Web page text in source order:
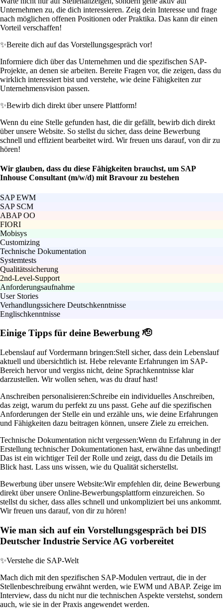
Unternehmen zu, die dich interessieren. Zeig dein Interesse und frage
nach möglichen offenen Positionen oder Praktika. Das kann dir einen
Vorteil verschaffen!
✨Bereite dich auf das Vorstellungsgespräch vor!
Informiere dich über das Unternehmen und die spezifischen SAP-
Projekte, an denen sie arbeiten. Bereite Fragen vor, die zeigen, dass du
wirklich interessiert bist und verstehe, wie deine Fähigkeiten zur
Unternehmensvision passen.
✨Bewirb dich direkt über unsere Plattform!
Wenn du eine Stelle gefunden hast, die dir gefällt, bewirb dich direkt
über unsere Website. So stellst du sicher, dass deine Bewerbung
schnell und effizient bearbeitet wird. Wir freuen uns darauf, von dir zu
hören!
Wir glauben, dass du diese Fähigkeiten brauchst, um SAP
Inhouse Consultant (m/w/d) mit Bravour zu bestehen
SAP EWM
SAP SCM
ABAP OO
FIORI
Mobisys
Customizing
Technische Dokumentation
Systemtests
Qualitätssicherung
2nd-Level-Support
Anforderungsaufnahme
User Stories
Verhandlungssichere Deutschkenntnisse
Englischkenntnisse
Einige Tipps für deine Bewerbung 🫡
Lebenslauf auf Vordermann bringen:Stell sicher, dass dein Lebenslauf
aktuell und übersichtlich ist. Hebe relevante Erfahrungen im SAP-
Bereich hervor und vergiss nicht, deine Sprachkenntnisse klar
darzustellen. Wir wollen sehen, was du drauf hast!
Anschreiben personalisieren:Schreibe ein individuelles Anschreiben,
das zeigt, warum du perfekt zu uns passt. Gehe auf die spezifischen
Anforderungen der Stelle ein und erzähle uns, wie deine Erfahrungen
und Fähigkeiten dazu beitragen können, unsere Ziele zu erreichen.
Technische Dokumentation nicht vergessen:Wenn du Erfahrung in der
Erstellung technischer Dokumentationen hast, erwähne das unbedingt!
Das ist ein wichtiger Teil der Rolle und zeigt, dass du die Details im
Blick hast. Lass uns wissen, wie du Qualität sicherstellst.
Bewerbung über unsere Website:Wir empfehlen dir, deine Bewerbung
direkt über unsere Online-Bewerbungsplattform einzureichen. So
stellst du sicher, dass alles schnell und unkompliziert bei uns ankommt.
Wir freuen uns darauf, von dir zu hören!
Wie man sich auf ein Vorstellungsgespräch bei DIS
Deutscher Industrie Service AG vorbereitet
✨Verstehe die SAP-Welt
Mach dich mit den spezifischen SAP-Modulen vertraut, die in der
Stellenbeschreibung erwähnt werden, wie EWM und ABAP. Zeige im
Interview, dass du nicht nur die technischen Aspekte verstehst, sondern
auch, wie sie in der Praxis angewendet werden.